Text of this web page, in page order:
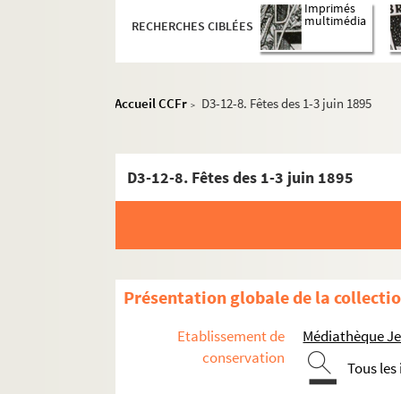
RECHERCHES CIBLÉES
Imprimés
multimédia
Accueil CCFr > D3-12-8. Fêtes des 1-3 juin 1895
D3-12-8. Fêtes des 1-3 juin 1895
Présentation globale de la
Etablissement de
conservation
Médiathèque
Tous
D2. Documents concernant la ville de Lille.